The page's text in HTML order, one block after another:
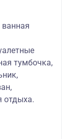
тумбочка,
отдыха.